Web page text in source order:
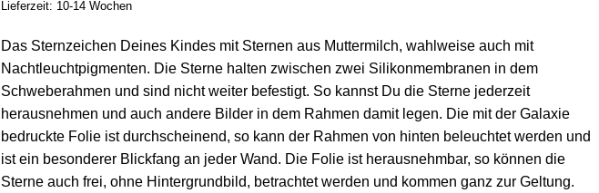
Lieferzeit: 10-14 Wochen
Das Sternzeichen Deines Kindes mit Sternen aus Muttermilch, wahlweise auch mit
Nachtleuchtpigmenten. Die Sterne halten zwischen zwei Silikonmembranen in dem
Schweberahmen und sind nicht weiter befestigt. So kannst Du die Sterne jederzeit
herausnehmen und auch andere Bilder in dem Rahmen damit legen. Die mit der Galaxie
bedruckte Folie ist durchscheinend, so kann der Rahmen von hinten beleuchtet werden und
ist ein besonderer Blickfang an jeder Wand. Die Folie ist herausnehmbar, so können die
Sterne auch frei, ohne Hintergrundbild, betrachtet werden und kommen ganz zur Geltung.